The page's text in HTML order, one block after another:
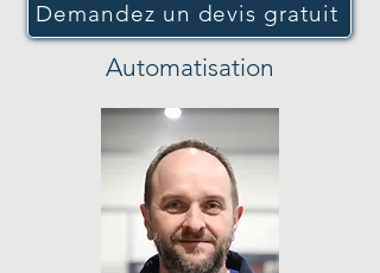
Demandez un devis gratuit
Automatisation